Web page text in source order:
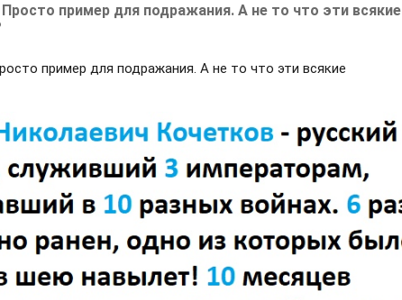
пример для подражания. А не то что эти всякие
пример для подражания. А не то что эти всякие